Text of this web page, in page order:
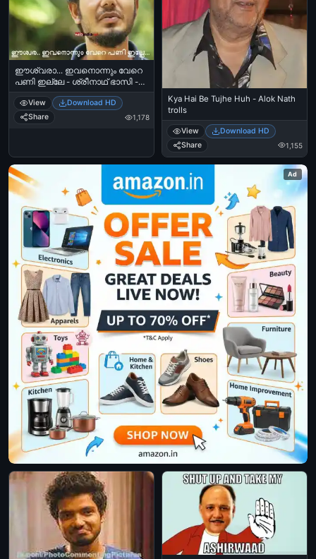
ഈശ്വരാ... ഇവനൊന്നും വേറെ
പണി ഇല്ലേ - ശ്രീനാഥ് ഭാസി -
Eeshwara Ivanonnum Vere Pani Ille
- Sreenath Bhasi
View
Download HD
Share
1,178
Kya Hai Be Tujhe Huh - Alok Nath
trolls
View
Download HD
Share
1,155
Ad